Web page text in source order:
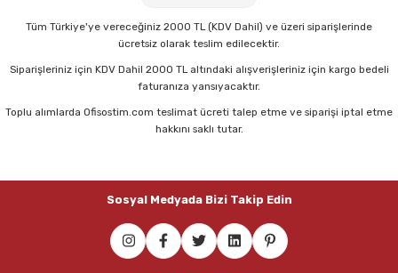
Sulu Boyalar
Yağlı Boyalar
20,30 TL
Faber-Castell Candy Pvc-Free Kılıflı Pastel Silgi
Sepete Ekle
Tüm Türkiye'ye vereceğiniz 2000 TL (KDV Dahil) ve üzeri siparişlerinde
ücretsiz olarak teslim edilecektir.
Siparişleriniz için KDV Dahil 2000 TL altındaki alışverişleriniz için kargo bedeli
faturanıza yansıyacaktır.
Toplu alımlarda Ofisostim.com teslimat ücreti talep etme ve siparişi iptal etme
hakkını saklı tutar.
Sosyal Medyada Bizi Takip Edin